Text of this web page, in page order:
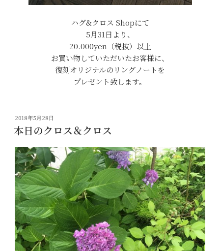
ハグ&クロス Shopにて
5月31日より、
20.000yen（税抜）以上
お買い物していただいたお客様に、
復刻オリジナルのリングノートを
プレゼント致します。
投
稿
日:
2018年5月28日
本日のクロス＆クロス